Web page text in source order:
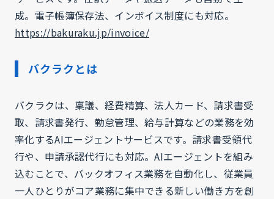
成。電子帳簿保存法、インボイス制度にも対応。
https://bakuraku.jp/invoice/
バクラクとは
バクラクは、稟議、経費精算、法人カード、請求書受
取、請求書発行、勤怠管理、給与計算などの業務を効
率化するAIエージェントサービスです。請求書受領代
行や、申請承認代行にも対応。AIエージェントを組み
込むことで、バックオフィス業務を自動化し、従業員
一人ひとりがコア業務に集中できる新しい働き方を創